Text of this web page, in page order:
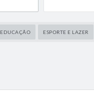
EDUCAÇÃO ESPORTE E LAZER